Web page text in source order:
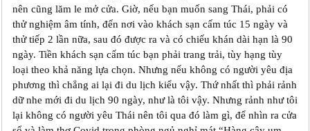
nên cũng lăm le mở cửa. Giờ, nếu bạn muốn sang Thái, phải có
thử nghiệm âm tính, đến nơi vào khách sạn cấm túc 15 ngày và
thử tiếp 2 lần nữa, sau đó được ra và có chiếu khán dài hạn là 90
ngày. Tiền khách sạn cấm túc bạn phải trang trải, tùy hạng tùy
loại theo khả năng lựa chọn. Nhưng nếu không có người yêu địa
phương thì chẳng ai lại đi du lịch kiểu vậy. Thứ nhất thì phải rảnh
dữ nhe mới đi du lịch 90 ngày, như là tôi vậy. Nhưng rảnh như tôi
lại không có người yêu Thái nên tôi qua đó làm gì, để nhìn ra cửa